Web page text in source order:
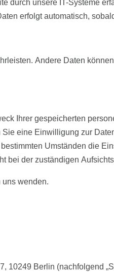
unsere IT-Systeme
erfolgt automatisch,
Andere Daten
Ihrer gespeicherten
eine Einwilligung zur
Umständen die
bei der zuständigen
wenden.
Berlin (nachfolgend